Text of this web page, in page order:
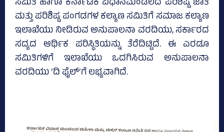
ಸಮಿತಿ ಹಾಗೂ ಕರ್ನಾಟಕ ವಿಧಾನಮಂಡಲದ ಪರಿಶಿಷ್ಟ ಜಾತಿ
ಮತ್ತು ಪರಿಶಿಷ್ಟ ಪಂಗಡಗಳ ಕಲ್ಯಾಣ ಸಮಿತಿಗೆ ಸಮಾಜ ಕಲ್ಯಾಣ
ಇಲಾಖೆಯು ನೀಡಿರುವ ಅನುಪಾಲನಾ ವರದಿಯು, ಸರ್ಕಾರದ
ಸದ್ಯದ ಆರ್ಥಿಕ ಪರಿಸ್ಥಿತಿಯನ್ನು ತೆರೆದಿಟ್ಟಿದೆ. ಈ ಎರಡೂ
ಸಮಿತಿಗಳಿಗೆ ಇಲಾಖೆಯು ಒದಗಿಸಿರುವ ಅನುಪಾಲನಾ
ವರದಿಯು ‘ದಿ ಫೈಲ್‌’ಗೆ ಲಭ್ಯವಾಗಿದೆ.